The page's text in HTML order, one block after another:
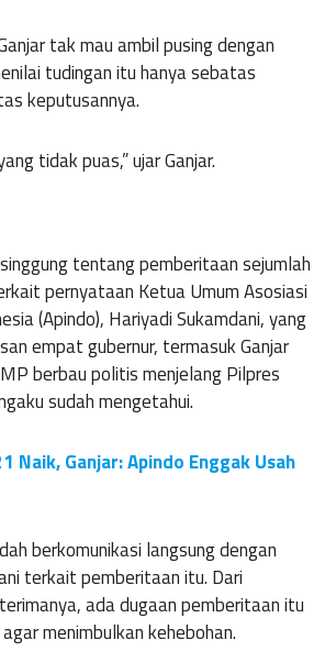
tak mau ambil pusing dengan
tudingan itu hanya sebatas
keputusannya.
tidak puas,” ujar Ganjar.
tentang pemberitaan sejumlah
pernyataan Ketua Umum Asosiasi
(Apindo), Hariyadi Sukamdani, yang
empat gubernur, termasuk Ganjar
berbau politis menjelang Pilpres
sudah mengetahui.
Naik, Ganjar: Apindo Enggak Usah
berkomunikasi langsung dengan
terkait pemberitaan itu. Dari
ada dugaan pemberitaan itu
menimbulkan kehebohan.